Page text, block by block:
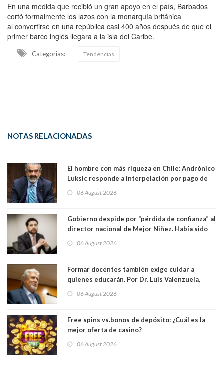
En una medida que recibió un gran apoyo en el país, Barbados
cortó formalmente los lazos con la monarquía británica
al convertirse en una república casi 400 años después de que el
primer barco inglés llegara a la isla del Caribe.
Categorias: Tendencias
NOTAS RELACIONADAS
El hombre con más riqueza en Chile: Andrónico
Luksic responde a interpelación por pago de
día que me muera”
06 August 2026
Gobierno despide por “pérdida de confianza” al
director nacional de Mejor Niñez. Había sido
06 August 2026
Formar docentes también exige cuidar a
quienes educarán. Por Dr. Luis Valenzuela,
Académicos U. Católica Silva Henríquez
06 August 2026
Free spins vs.bonos de depósito: ¿Cuál es la
mejor oferta de casino?
06 August 2026